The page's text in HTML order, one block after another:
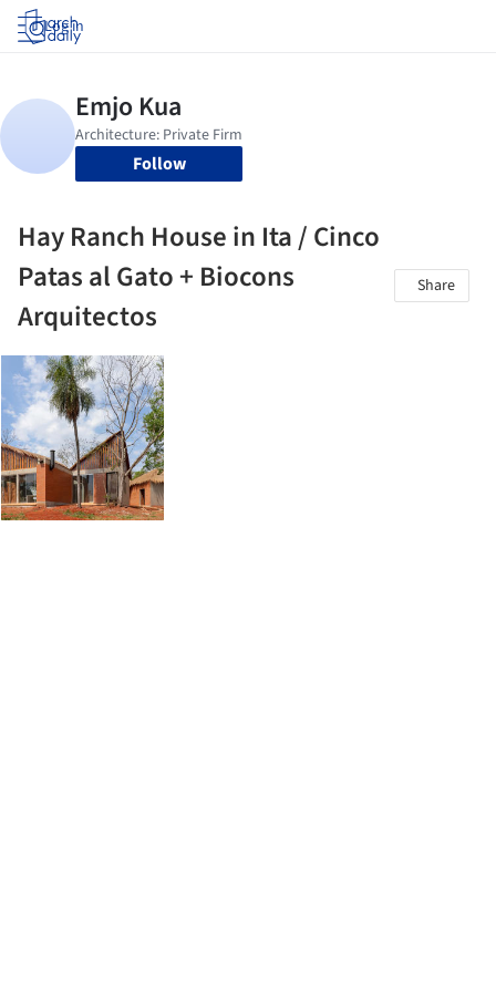
Log in
Follow
Hay Ranch House in Ita / Cinco
Patas al Gato + Biocons
Arquitectos
Share